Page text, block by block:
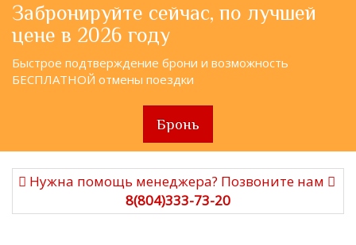
Забронируйте сейчас, по лучшей
цене в 2026 году
Быстрое подтверждение брони и возможность
БЕСПЛАТНОЙ отмены поездки
Бронь
Нужна помощь менеджера? Позвоните нам
8(804)333-73-20